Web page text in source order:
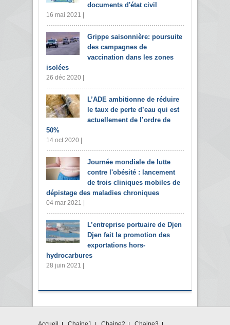
documents d'état civil
16 mai 2021 |
Grippe saisonnière: poursuite
des campagnes de
vaccination dans les zones
isolées
26 déc 2020 |
L’ADE ambitionne de réduire
le taux de perte d’eau qui est
actuellement de l’ordre de
50%
14 oct 2020 |
Journée mondiale de lutte
contre l'obésité : lancement
de trois cliniques mobiles de
dépistage des maladies chroniques
04 mar 2021 |
L’entreprise portuaire de Djen
Djen fait la promotion des
exportations hors-
hydrocarbures
28 juin 2021 |